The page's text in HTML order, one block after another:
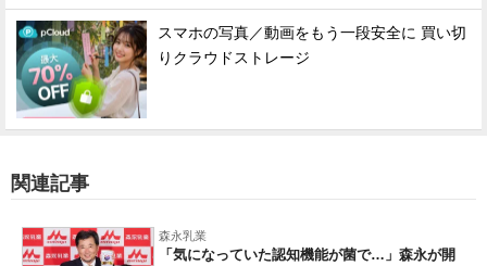
スマホの写真／動画をもう一段安全に 買い切
りクラウドストレージ
関連記事
森永乳業
「気になっていた認知機能が菌で…」森永が開